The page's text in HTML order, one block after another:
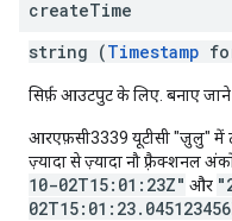
createTime
string (Timestamp
सिर्फ़ आउटपुट के लिए. बनाए जाने
आरएफ़सी3339 यूटीसी "ज़ुलु" में
ज़्यादा से ज़्यादा नौ फ़्रैक्शनल
10-02T15:01:23Z" और